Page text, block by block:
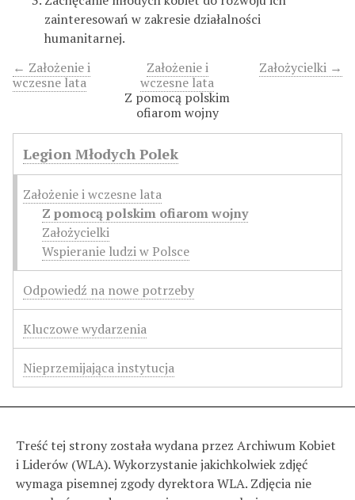
zainteresowań w zakresie działalności
humanitarnej.
← Założenie i
wczesne lata
Założycielki →
Założenie i
wczesne lata
Z pomocą polskim
ofiarom wojny
Legion Młodych Polek
Założenie i wczesne lata
Z pomocą polskim ofiarom wojny
Założycielki
Wspieranie ludzi w Polsce
Odpowiedź na nowe potrzeby
Kluczowe wydarzenia
Nieprzemijająca instytucja
Treść tej strony została wydana przez Archiwum Kobiet
i Liderów (WLA). Wykorzystanie jakichkolwiek zdjęć
wymaga pisemnej zgody dyrektora WLA. Zdjęcia nie